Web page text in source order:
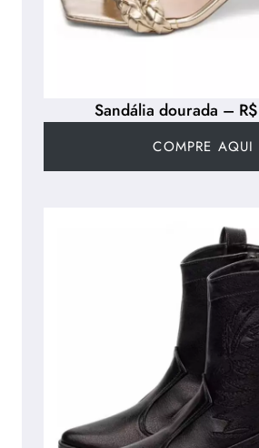
Sandália dourada –
COMPRE AQUI